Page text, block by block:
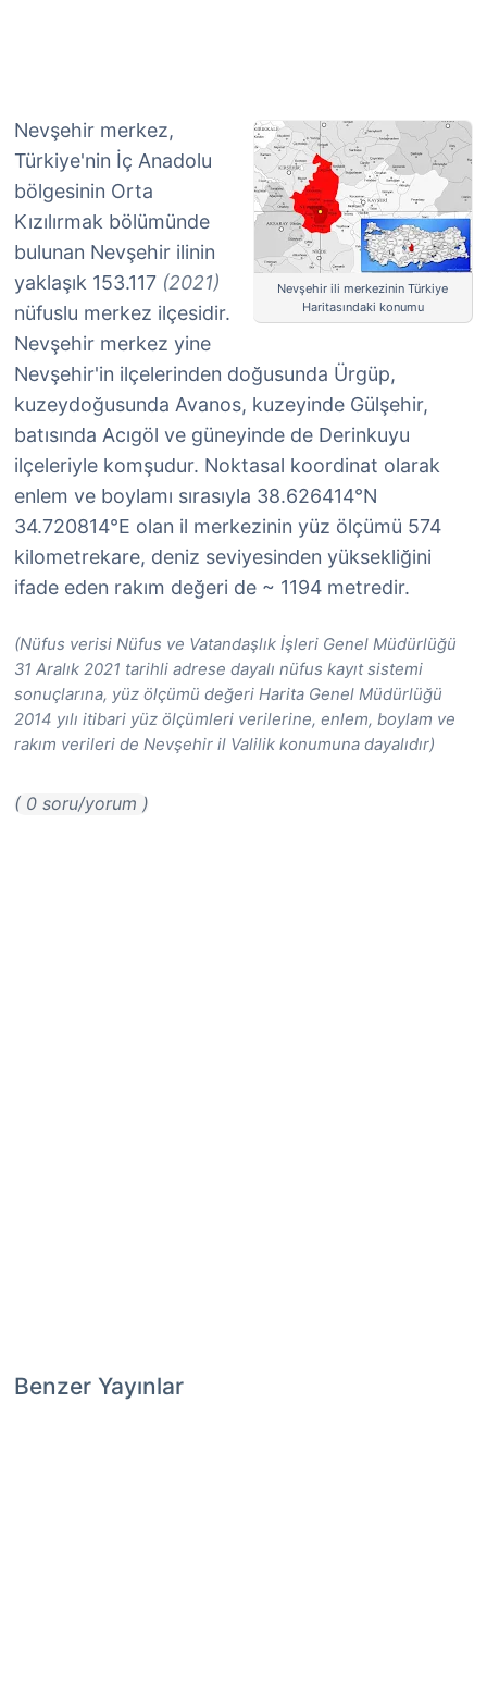
Nevşehir ili merkezinin Türkiye
Haritasındaki konumu
Nevşehir merkez,
Türkiye'nin İç Anadolu
bölgesinin Orta
Kızılırmak bölümünde
bulunan Nevşehir ilinin
yaklaşık 153.117 (2021)
nüfuslu merkez ilçesidir.
Nevşehir merkez yine
Nevşehir'in ilçelerinden doğusunda Ürgüp,
kuzeydoğusunda Avanos, kuzeyinde Gülşehir,
batısında Acıgöl ve güneyinde de Derinkuyu
ilçeleriyle komşudur. Noktasal koordinat olarak
enlem ve boylamı sırasıyla 38.626414°N
34.720814°E olan il merkezinin yüz ölçümü 574
kilometrekare, deniz seviyesinden yüksekliğini
ifade eden rakım değeri de ~ 1194 metredir.
(Nüfus verisi Nüfus ve Vatandaşlık İşleri Genel Müdürlüğü
31 Aralık 2021 tarihli adrese dayalı nüfus kayıt sistemi
sonuçlarına, yüz ölçümü değeri Harita Genel Müdürlüğü
2014 yılı itibari yüz ölçümleri verilerine, enlem, boylam ve
rakım verileri de Nevşehir il Valilik konumuna dayalıdır)
( 0 soru/yorum )
Benzer Yayınlar